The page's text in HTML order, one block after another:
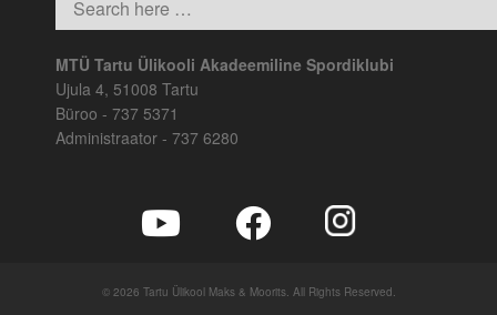
MTÜ Tartu Ülikooli Akadeemiline Spordiklubi
Ujula 4, 51008 Tartu
Büroo - 737 5371
Administraator - 737 6280
© 2026 Tartu Ülikool Maks & Moorits. All Rights Reserved.